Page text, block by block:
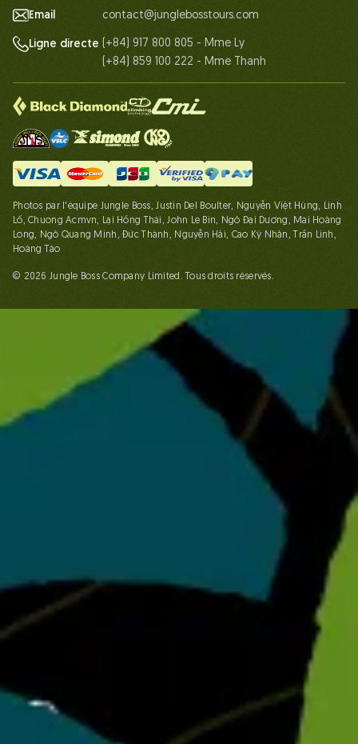
Email contact@junglebosstours.com
Ligne directe (+84) 917 800 805 - Mme Ly
(+84) 859 100 222 - Mme Thanh
Photos par l'équipe Jungle Boss, Justin Del Boulter, Nguyễn Việt Hùng, Linh
Lố, Chuong Acmvn, Lại Hồng Thái, John Le Bin, Ngô Đại Dương, Mai Hoàng
Long, Ngô Quang Minh, Đức Thành, Nguyễn Hải, Cao Kỳ Nhân, Trần Linh,
Hoàng Táo
© 2026 Jungle Boss Company Limited. Tous droits réservés.